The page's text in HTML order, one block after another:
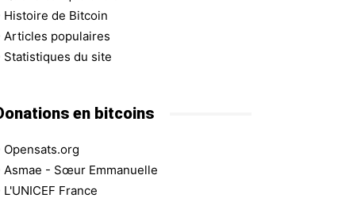
Histoire de Bitcoin
Articles populaires
Statistiques du site
en bitcoins
Opensats.org
Asmae - Sœur Emmanuelle
L'UNICEF France